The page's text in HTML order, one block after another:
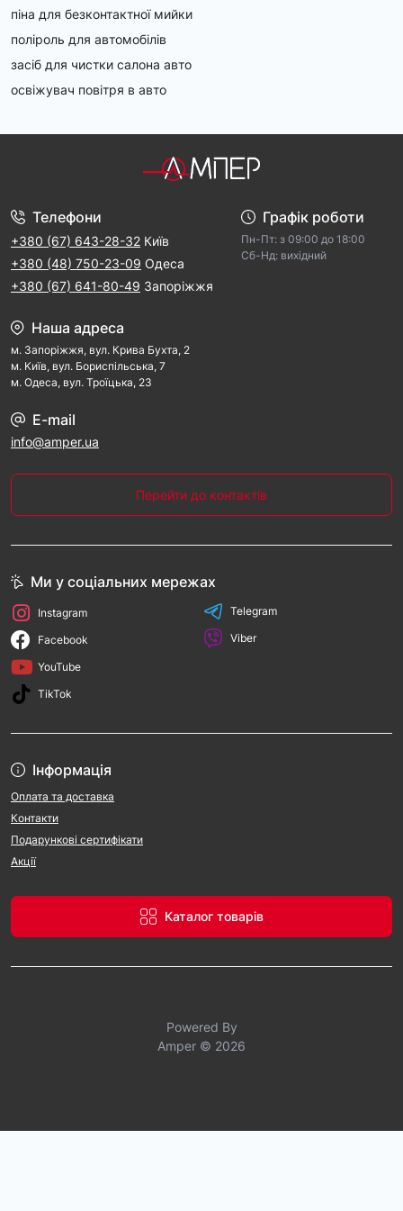
піна для безконтактної мийки
поліроль для автомобілів
засіб для чистки салона авто
освіжувач повітря в авто
Телефони
+380 (67) 643-28-32 Київ
+380 (48) 750-23-09 Одеса
+380 (67) 641-80-49 Запоріжжя
Графік роботи
Пн-Пт: з 09:00 дo 18:00
Cб-Hд: виxідний
Наша адреса
м. Запорiжжя, вул. Крива Бухта, 2
м. Kиїв, вул. Бориспільська, 7
м. Одеса, вул. Троїцька, 23
E-mail
info@amper.ua
Перейти до контактів
Інформація
Оплата та доставка
Контакти
Подарункові сертифікати
Акції
Каталог товарів
Ми у соціальних мережах
Instagram
Facebook
YouTube
TikTok
Telegram
Viber
Powered By
Amper © 2026